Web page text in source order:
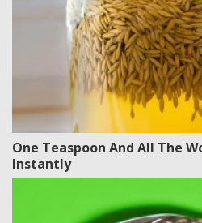
One Teaspoon And All The
Instantly